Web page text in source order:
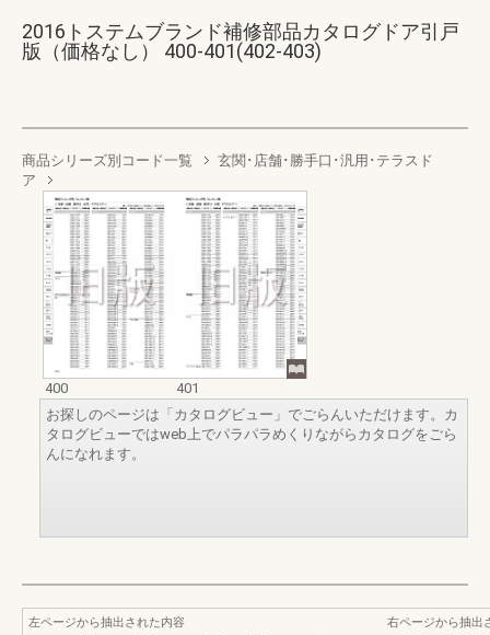
2016トステムブランド補修部品カタログドア引戸
版（価格なし） 400-401(402-403)
商品シリーズ別コード一覧
玄関･店舗･勝手口･汎用･テラスド
ア
400
401
お探しのページは「カタログビュー」でごらんいただけます。カ
タログビューではweb上でパラパラめくりながらカタログをごら
んになれます。
左ページから抽出された内容
右ページから抽出